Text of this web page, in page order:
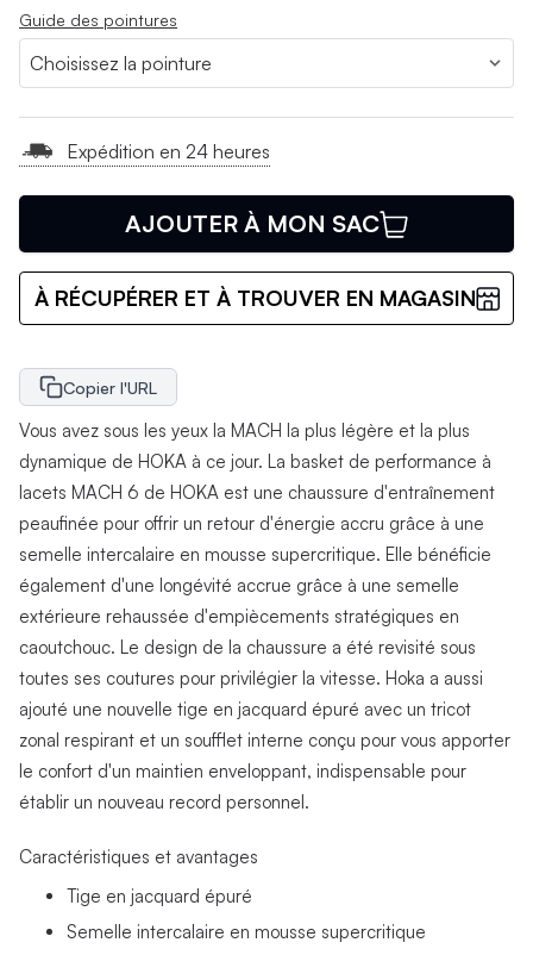
Guide des pointures
Expédition en 24 heures
AJOUTER À MON SAC
À RÉCUPÉRER ET À TROUVER EN MAGASIN
Copier l'URL
Vous avez sous les yeux la MACH la plus légère et la plus
dynamique de HOKA à ce jour. La basket de performance à
lacets MACH 6 de HOKA est une chaussure d'entraînement
peaufinée pour offrir un retour d'énergie accru grâce à une
semelle intercalaire en mousse supercritique. Elle bénéficie
également d'une longévité accrue grâce à une semelle
extérieure rehaussée d'empiècements stratégiques en
caoutchouc. Le design de la chaussure a été revisité sous
toutes ses coutures pour privilégier la vitesse. Hoka a aussi
ajouté une nouvelle tige en jacquard épuré avec un tricot
zonal respirant et un soufflet interne conçu pour vous apporter
le confort d'un maintien enveloppant, indispensable pour
établir un nouveau record personnel.
Caractéristiques et avantages
Tige en jacquard épuré
Semelle intercalaire en mousse supercritique